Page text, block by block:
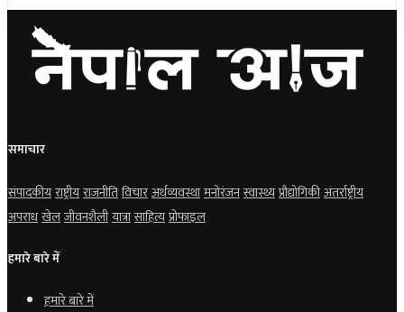
समाचार
संपादकीयराष्ट्रीयराजनीतिविचारअर्थव्यवस्थामनोरंजनस्वास्थ्यप्रौद्योगिकीअंतर्राष्ट्रीय
अपराधखेलजीवनशैलीयात्रासाहित्यप्रोफाइल
हमारे बारे में
हमारे बारे में